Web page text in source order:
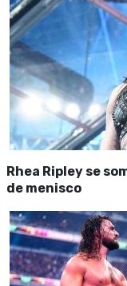
Rhea Ripley se
de menisco